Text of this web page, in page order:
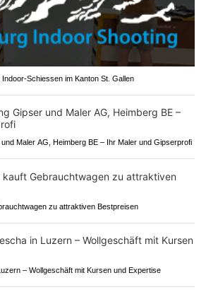
Schiessen im Kanton St. Gallen
Maler AG, Heimberg BE – Ihr Maler und Gipserprofi
zu attraktiven Bestpreisen
– Wollgeschäft mit Kursen und Expertise